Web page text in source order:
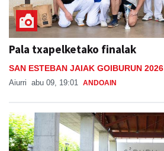
Pala txapelketako finalak
SAN ESTEBAN JAIAK GOIBURUN 2026
Aiurri abu 09, 19:01 ANDOAIN